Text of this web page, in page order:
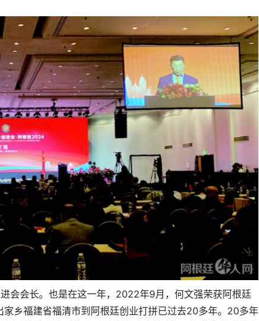
会会长。也是在这一年，2022年9月，何文强荣获阿根廷
乡福建省福清市到阿根廷创业打拼已过去20多年。20多年